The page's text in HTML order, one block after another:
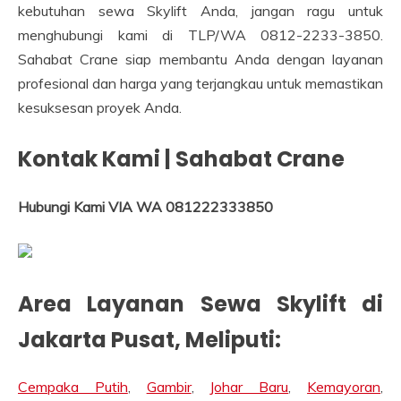
kebutuhan sewa Skylift Anda, jangan ragu untuk
menghubungi kami di TLP/WA 0812-2233-3850.
Sahabat Crane siap membantu Anda dengan layanan
profesional dan harga yang terjangkau untuk memastikan
kesuksesan proyek Anda.
Kontak Kami | Sahabat Crane
Hubungi Kami VIA WA 081222333850
Area Layanan Sewa Skylift di
Jakarta Pusat, Meliputi:
Cempaka Putih, Gambir, Johar Baru, Kemayoran,